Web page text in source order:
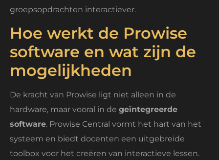
groepsopdrachten interactiever.
Hoe werkt de Prowise
software en wat zijn de
mogelijkheden
De kracht van Prowise ligt niet alleen in de
hardware, maar vooral in de geïntegreerde
software. Prowise Central vormt het hart van het
systeem en biedt docenten een uitgebreide
toolbox voor het creëren van interactieve lessen.